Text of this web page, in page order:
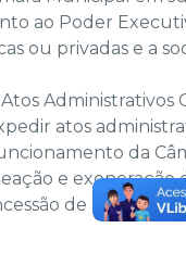
ao Poder
ou privadas e a
Administrativos
atos
da
e exoneração
de licenças e